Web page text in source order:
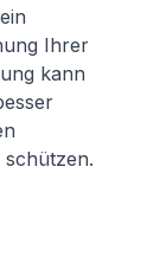
Ihrer
kann